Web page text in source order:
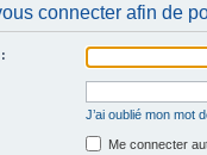
connecter afin de
J’ai oublié mon mot
Me connecter